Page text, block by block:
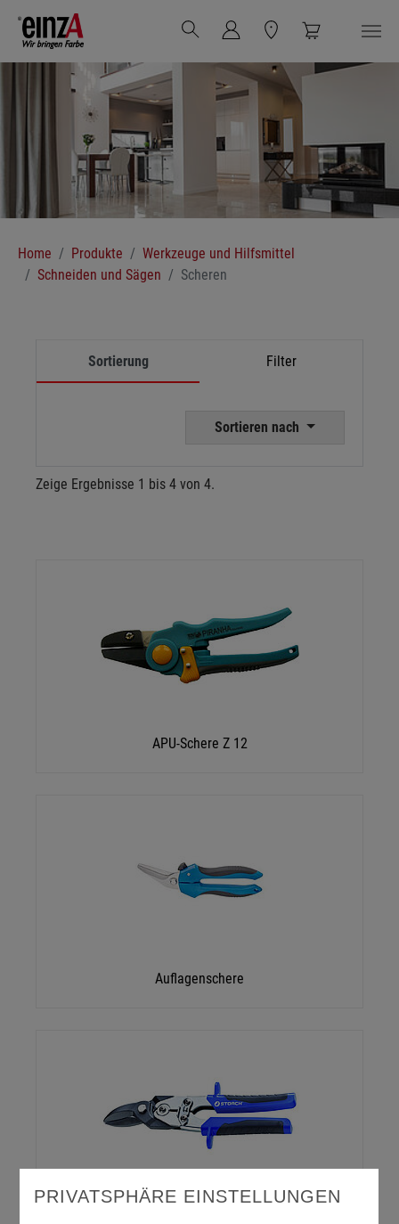
Zum Hauptinhalt springen
Home Produkte
Werkzeuge und Hilfsmittel
Schneiden und Sägen
Scheren
Sortierung Filter
Sortieren nach
Zeige Ergebnisse 1 bis 4 von 4.
APU-Schere Z 12
Auflagenschere
PRIVATSPHÄRE EINSTELLUNGEN